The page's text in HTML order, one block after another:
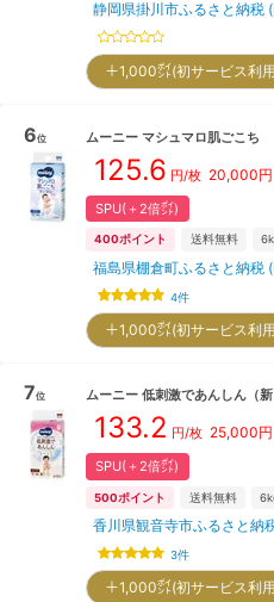
静岡県掛川市ふるさと納税
＋1,000㌽(初サービス
6位 ムーニー マシュマロ肌ごこち
125.6 円/枚 20,000円
SPU(＋2倍㌽)
400ポイント 送料無料
福島県棚倉町ふるさと納税
4件
＋1,000㌽(初サービス
7位 ムーニー 低刺激であんしん （新
133.2 円/枚 25,000円
SPU(＋2倍㌽)
500ポイント 送料無料
香川県観音寺市ふるさと納
3件
＋1,000㌽(初サービス